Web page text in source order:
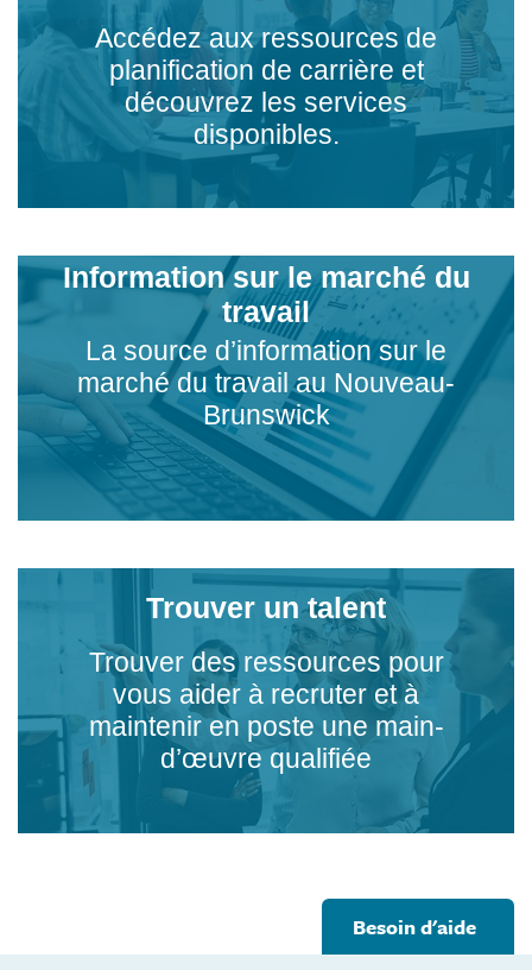
Accédez aux ressources de
planification de carrière et
découvrez les services
disponibles.
Information sur le marché du
travail
La source d’information sur le
marché du travail au Nouveau-
Brunswick
Trouver un talent
Trouver des ressources pour
vous aider à recruter et à
maintenir en poste une main-
d’œuvre qualifiée
Besoin d'aide